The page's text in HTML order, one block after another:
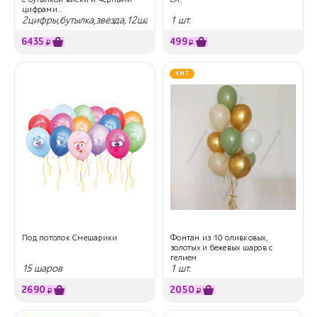
цифрами...
2цифры,бутылка,звезда,12шаров
6435 ₽
1 шт.
499₽
Под потолок Смешарики
15 шаров
2690 ₽
ХИТ
Фонтан из 10 оливковых,
золотых и бежевых шаров с
гелием
1 шт.
2050 ₽